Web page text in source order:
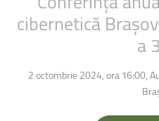
cibernetică Brașov
a
2 octombrie 2024, ora 16:00,